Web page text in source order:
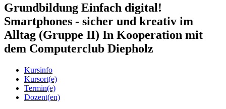
Grundbildung Einfach digital!
Smartphones - sicher und kreativ im
Alltag (Gruppe II) In Kooperation mit
dem Computerclub Diepholz
Kursinfo
Kursort(e)
Termin(e)
Dozent(en)